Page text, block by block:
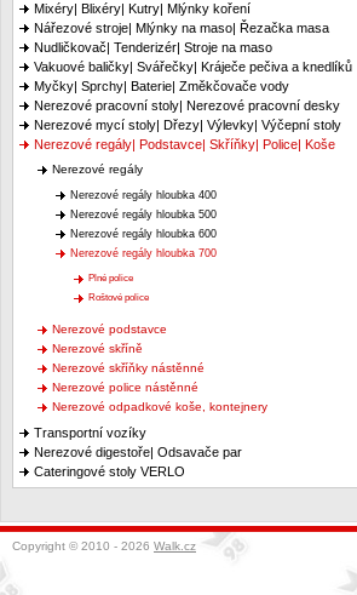
Mixéry| Blixéry| Kutry| Mlýnky koření
Nářezové stroje| Mlýnky na maso| Řezačka masa
Nudličkovač| Tenderizér| Stroje na maso
Vakuové baličky| Svářečky| Kráječe pečiva a knedlíků
Myčky| Sprchy| Baterie| Změkčovače vody
Nerezové pracovní stoly| Nerezové pracovní desky
Nerezové mycí stoly| Dřezy| Výlevky| Výčepní stoly
Nerezové regály| Podstavce| Skříňky| Police| Koše
Nerezové regály
Nerezové regály hloubka 400
Nerezové regály hloubka 500
Nerezové regály hloubka 600
Nerezové regály hloubka 700
Plné police
Roštové police
Nerezové podstavce
Nerezové skříně
Nerezové skříňky nástěnné
Nerezové police nástěnné
Nerezové odpadkové koše, kontejnery
Transportní vozíky
Nerezové digestoře| Odsavače par
Cateringové stoly VERLO
Copyright © 2010 - 2026 Walk.cz